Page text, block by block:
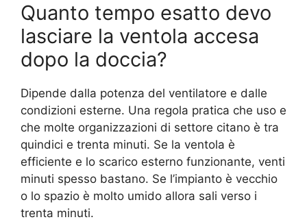
Quanto tempo esatto devo
lasciare la ventola accesa
dopo la doccia?
Dipende dalla potenza del ventilatore e dalle
condizioni esterne. Una regola pratica che uso e
che molte organizzazioni di settore citano è tra
quindici e trenta minuti. Se la ventola è
efficiente e lo scarico esterno funzionante, venti
minuti spesso bastano. Se l’impianto è vecchio
o lo spazio è molto umido allora sali verso i
trenta minuti.